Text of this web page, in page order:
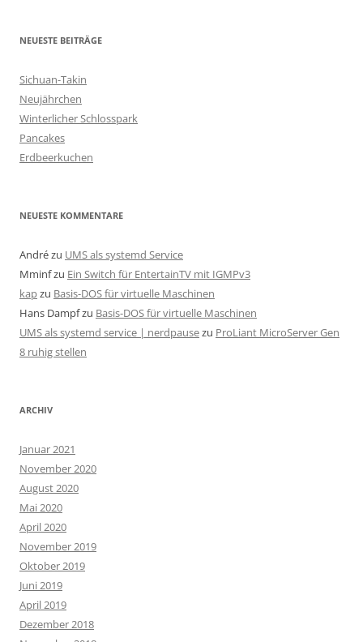
h
n
n
a
c
h
NEUESTE BEITRÄGE
Sichuan-Takin
Neujährchen
Winterlicher Schlosspark
Pancakes
Erdbeerkuchen
NEUESTE KOMMENTARE
Andrézu UMS als systemd Service
Mminfzu Ein Switch für EntertainTV mit IGMPv3
kapzu Basis-DOS für virtuelle Maschinen
Hans Dampfzu Basis-DOS für virtuelle Maschinen
UMS als systemd service | nerdpausezu ProLiant MicroServer Gen
8 ruhig stellen
ARCHIV
Januar 2021
November 2020
August 2020
Mai 2020
April 2020
November 2019
Oktober 2019
Juni 2019
April 2019
Dezember 2018